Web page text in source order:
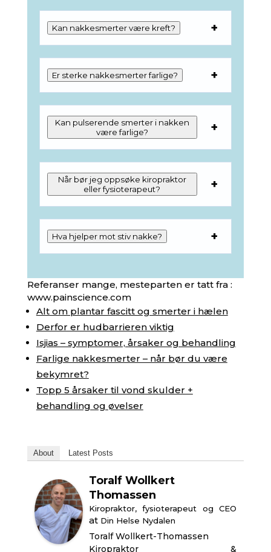
Kan nakkesmerter være kreft?
Er sterke nakkesmerter farlige?
Kan pulserende smerter i nakken
være farlige?
Når bør jeg oppsøke kiropraktor
eller fysioterapeut?
Hva hjelper mot stiv nakke?
Referanser mange, mesteparten er tatt fra :
www.painscience.com
Alt om plantar fascitt og smerter i hælen
Derfor er hudbarrieren viktig
Isjias – symptomer, årsaker og behandling
Farlige nakkesmerter – når bør du være
bekymret?
Topp 5 årsaker til vond skulder +
behandling og øvelser
About Latest Posts
Toralf Wollkert
Thomassen
Kiropraktor, fysioterapeut og CEO
at Din Helse Nydalen
Toralf Wollkert-Thomassen
Kiropraktor &